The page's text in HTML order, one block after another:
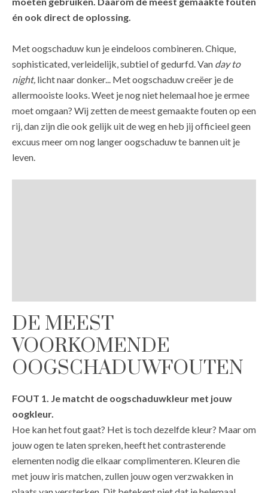
én ook direct de oplossing.
Met oogschaduw kun je eindeloos combineren. Chique,
sophisticated, verleidelijk, subtiel of gedurfd. Van day to
night, licht naar donker... Met oogschaduw creëer je de
allermooiste looks. Weet je nog niet helemaal hoe je ermee
moet omgaan? Wij zetten de meest gemaakte fouten op een
rij, dan zijn die ook gelijk uit de weg en heb jij officieel geen
excuus meer om nog langer oogschaduw te bannen uit je
leven.
DE MEEST
VOORKOMENDE
OOGSCHADUWFOUTEN
FOUT 1. Je matcht de oogschaduwkleur met jouw
oogkleur.
Hoe kan het fout gaat? Het is toch dezelfde kleur? Maar om
jouw ogen te laten spreken, heeft het contrasterende
elementen nodig die elkaar complimenteren. Kleuren die
met jouw iris matchen, zullen jouw ogen verzwakken in